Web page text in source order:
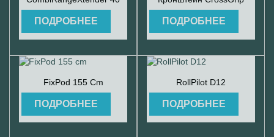
ПОДРОБНЕЕ ПОДРОБНЕЕ
Быстрый просмотр
FixPod 155 Cm
ПОДРОБНЕЕ
Быстрый просмотр
RollPilot D12
ПОДРОБНЕЕ